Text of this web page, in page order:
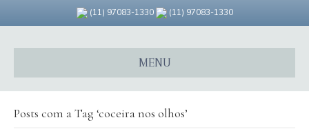
F
a
c
b
o
G
o
o
l
-
p
I
n
s
a
r
(11) 97083-1330 (11) 97083-1330
MENU
Posts com a Tag ‘coceira nos olhos’